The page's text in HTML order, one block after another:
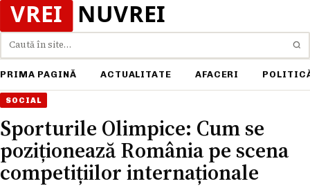
Caută
PRIMA PAGINĂ ACTUALITATE AFACERI
SOCIAL
Sporturile Olimpice: Cum se
poziționează România pe scena
competițiilor internaționale